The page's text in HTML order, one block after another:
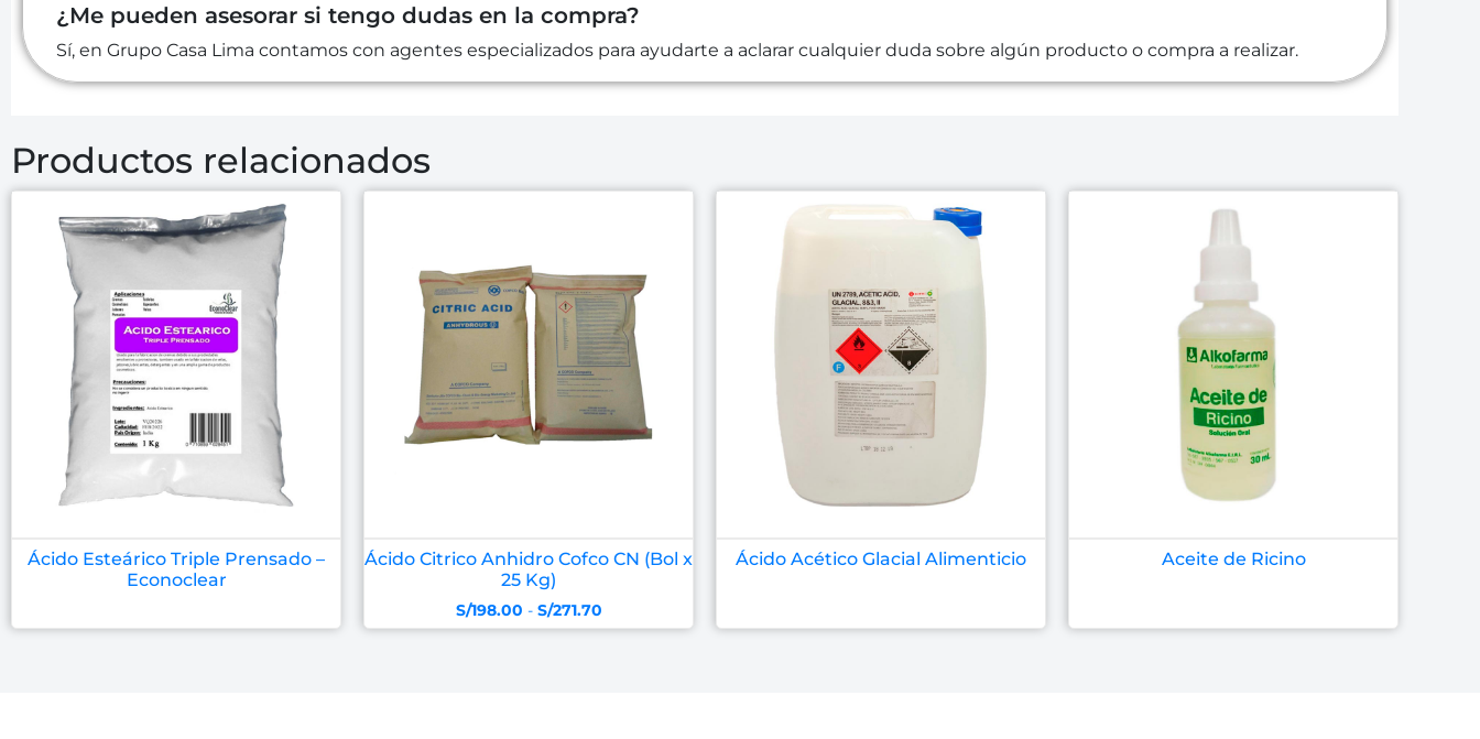
¿Me pueden asesorar si tengo dudas en la compra?
Sí, en Grupo Casa Lima contamos con agentes especializados para ayudarte a aclarar cualquier duda sobre algún producto o compra a realizar.
Productos relacionados
Ácido Esteárico Triple Prensado –
Econoclear
Ácido Citrico Anhidro Cofco CN (Bol x
25 Kg)
S/198.00 - S/271.70
Ácido Acético Glacial Alimenticio Aceite de Ricino